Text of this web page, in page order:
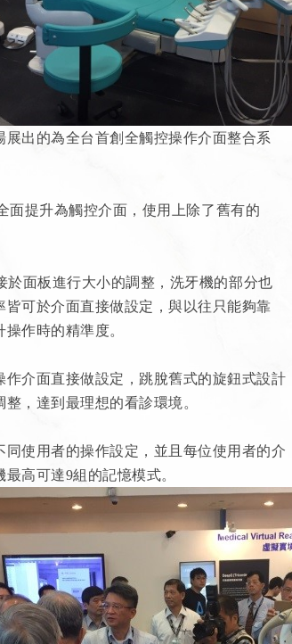
出的為全台首創全觸控操作介面整合系
面提升為觸控介面，使用上除了舊有的
面板進行大小的調整，洗牙機的部分也
可於介面直接做設定，與以往只能夠靠
作時的精準度。
介面直接做設定，跳脫舊式的旋鈕式設計
，達到最理想的看診環境。
使用者的操作設定，並且每位使用者的介
高可達9組的記憶模式。